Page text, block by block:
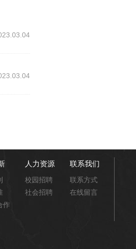
作
人力资源
校园招聘
社会招聘
联系我们
联系方式
在线留言